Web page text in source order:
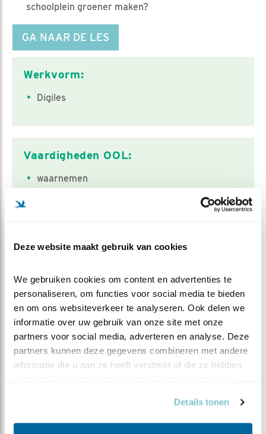
Deze website maakt gebruik van cookies
We gebruiken cookies om content en advertenties te
personaliseren, om functies voor social media te bieden
en om ons websiteverkeer te analyseren. Ook delen we
informatie over uw gebruik van onze site met onze
partners voor social media, adverteren en analyse. Deze
partners kunnen deze gegevens combineren met andere
informatie die u aan ze heeft verstrekt of die ze hebben
Details tonen
schoolplein groener maken?
GA NAAR DE LES
Classificatie
Werkvorm:
Digiles
Vaardigheden OOL:
waarnemen
Duur:
30 min
Doelgroep:
Middenbouw